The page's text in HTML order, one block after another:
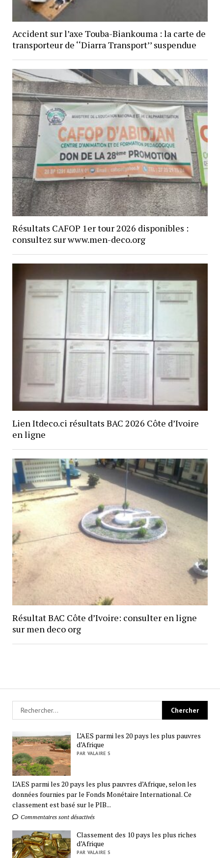
Accident sur l’axe Touba-Biankouma : la carte de
transporteur de ‘‘Diarra Transport’’ suspendue
Résultats CAFOP 1er tour 2026 disponibles :
consultez sur www.men-deco.org
Lien Itdeco.ci résultats BAC 2026 Côte d’Ivoire
en ligne
Résultat BAC Côte d’Ivoire: consulter en ligne
sur men deco org
L’AES parmi les 20 pays les plus pauvres
d’Afrique
PAR VALAIRE S
L’AES parmi les 20 pays les plus pauvres d’Afrique, selon les
données fournies par le Fonds Monétaire International. Ce
classement est basé sur le PIB...
Commentaires sont désactivés
Classement des 10 pays les plus riches
d’Afrique
PAR VALAIRE S